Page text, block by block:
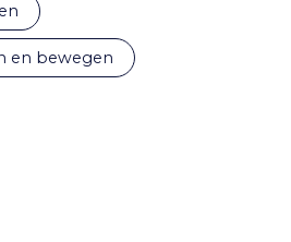
en bewegen